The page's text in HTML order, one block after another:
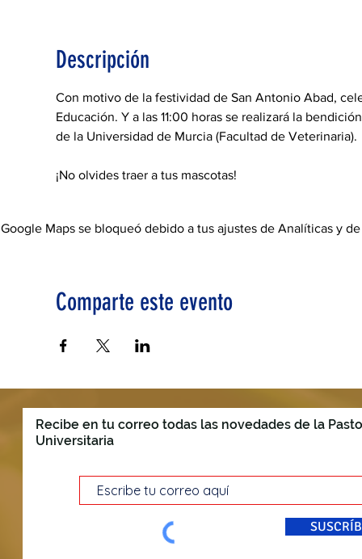
Descripción
Con motivo de la festividad de San Antonio Abad,
Educación. Y a las 11:00 horas se realizará la
de la Universidad de Murcia (Facultad de Veterinaria).
¡No olvides traer a tus mascotas!
Google Maps se bloqueó debido a tus ajustes de Analíticas y
Comparte este evento
Recibe en tu correo todas las novedades de la
Universitaria